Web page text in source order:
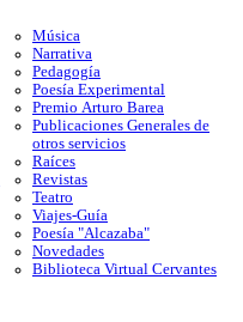
Música
Narrativa
Pedagogía
Poesía Experimental
Premio Arturo Barea
Publicaciones Generales de
otros servicios
Raíces
Revistas
Teatro
Viajes-Guía
Poesía "Alcazaba"
Novedades
Biblioteca Virtual Cervantes